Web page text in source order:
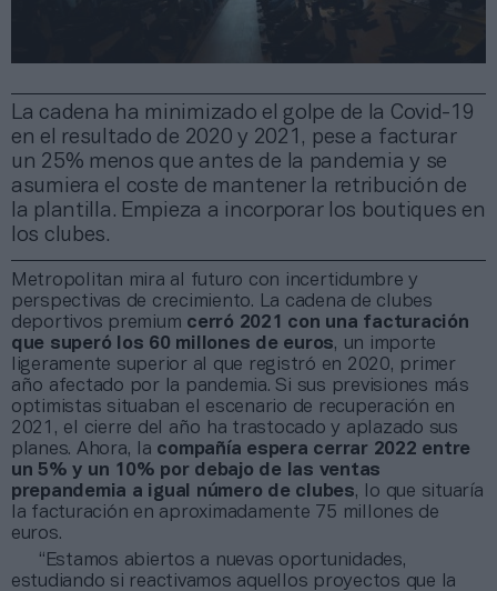
La cadena ha minimizado el golpe de la Covid-19
en el resultado de 2020 y 2021, pese a facturar
un 25% menos que antes de la pandemia y se
asumiera el coste de mantener la retribución de
la plantilla. Empieza a incorporar los boutiques en
los clubes.
Metropolitan mira al futuro con incertidumbre y
perspectivas de crecimiento. La cadena de clubes
deportivos premium cerró 2021 con una facturación
que superó los 60 millones de euros, un importe
ligeramente superior al que registró en 2020, primer
año afectado por la pandemia. Si sus previsiones más
optimistas situaban el escenario de recuperación en
2021, el cierre del año ha trastocado y aplazado sus
planes. Ahora, la compañía espera cerrar 2022 entre
un 5% y un 10% por debajo de las ventas
prepandemia a igual número de clubes, lo que situaría
la facturación en aproximadamente 75 millones de
euros.
“Estamos abiertos a nuevas oportunidades,
estudiando si reactivamos aquellos proyectos que la